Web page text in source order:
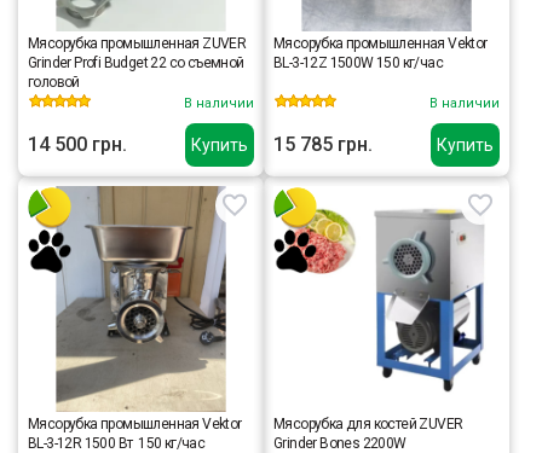
Купить
Мясорубка промышленная ZUVER
Grinder Profi Budget 22 со съемной
головой
В наличии
14 500 грн. Купить
Мясорубка промышленная Vektor
BL-3-12Z 1500W 150 кг/час
В наличии
15 785 грн.
Мясорубка промышленная Vektor
BL-3-12R 1500 Вт 150 кг/час
Мясорубка для костей ZUVER
Grinder Bones 2200W